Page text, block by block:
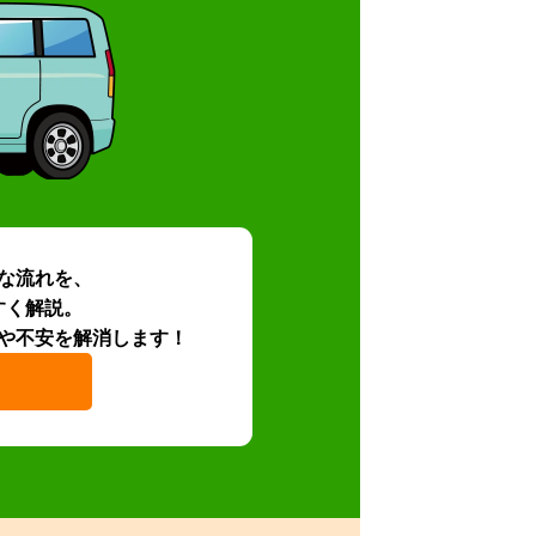
流れを、
解説。
不安を解消します！